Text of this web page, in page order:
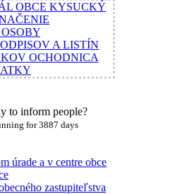
OBCE KYSUCKÝ
A LISTÍN
OCHODNICA
to inform people?
for 3887 days
úrade a v centre obce
zastupiteľstva